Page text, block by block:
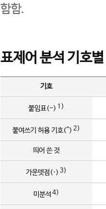
함함.
표제어 분석 기호
기호
붙임표(-) 1)
붙여쓰기 허용 기호(^) 2)
띄어 쓴 것
가운뎃점(·) 3)
미분석 4)